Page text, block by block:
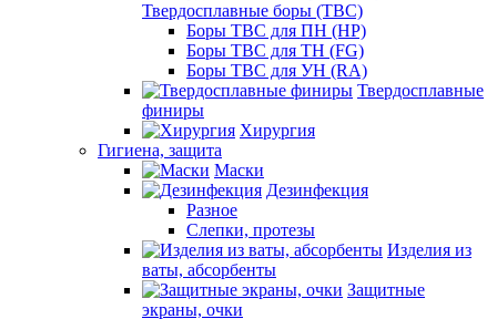
Твердосплавные боры (ТВС)
Боры ТВС для ПН (HP)
Боры ТВС для ТН (FG)
Боры ТВС для УН (RA)
Твердосплавные
финиры
Хирургия
Гигиена, защита
Маски
Дезинфекция
Разное
Слепки, протезы
Изделия из
ваты, абсорбенты
Защитные
экраны, очки